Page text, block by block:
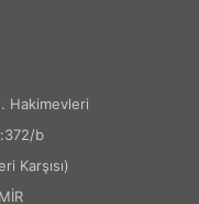
Hakimevleri
b
Karşısı)